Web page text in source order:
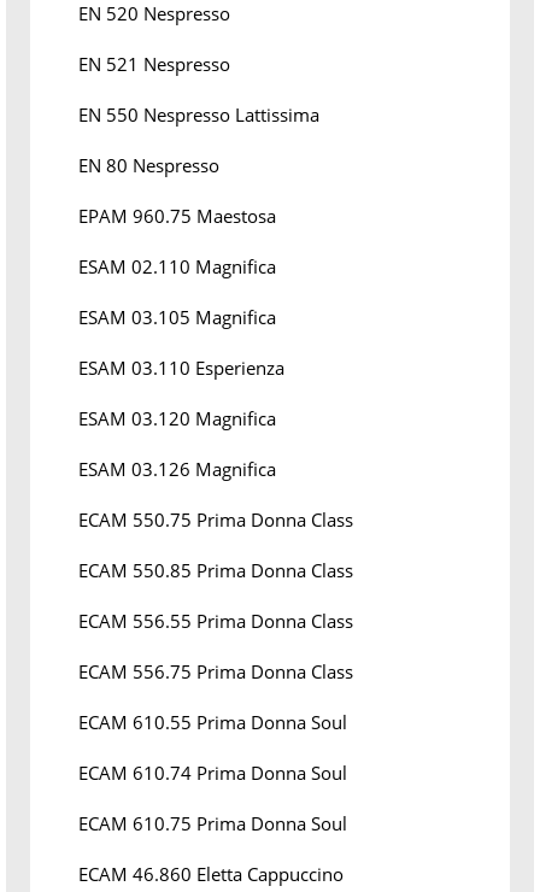
EN 520 Nespresso
EN 521 Nespresso
EN 550 Nespresso Lattissima
EN 80 Nespresso
EPAM 960.75 Maestosa
ESAM 02.110 Magnifica
ESAM 03.105 Magnifica
ESAM 03.110 Esperienza
ESAM 03.120 Magnifica
ESAM 03.126 Magnifica
ECAM 550.75 Prima Donna Class
ECAM 550.85 Prima Donna Class
ECAM 556.55 Prima Donna Class
ECAM 556.75 Prima Donna Class
ECAM 610.55 Prima Donna Soul
ECAM 610.74 Prima Donna Soul
ECAM 610.75 Prima Donna Soul
ECAM 46.860 Eletta Cappuccino